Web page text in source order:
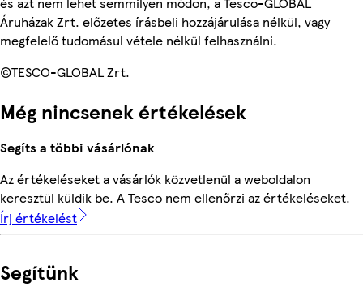
Áruházak Zrt. előzetes írásbeli hozzájárulása nélkül, vagy
megfelelő tudomásul vétele nélkül felhasználni.
©TESCO-GLOBAL Zrt.
Még nincsenek értékelések
Segíts a többi vásárlónak
Az értékeléseket a vásárlók közvetlenül a weboldalon
keresztül küldik be. A Tesco nem ellenőrzi az értékeléseket.
Írj értékelést
Segítünk